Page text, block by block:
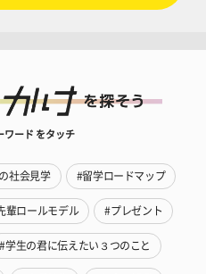
ワード をタッチ
社会見学 #留学ロードマップ
輩ロールモデル #プレゼント
#学生の君に伝えたい３つのこと